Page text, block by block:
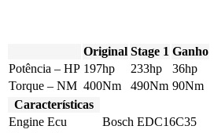
Original Stage 1 Ganho
Potência – HP 197hp 233hp
36hp
Torque – NM 400Nm 490Nm 90Nm
Características
Engine Ecu
Bosch EDC16C35